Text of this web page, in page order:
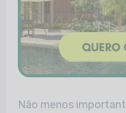
Não menos